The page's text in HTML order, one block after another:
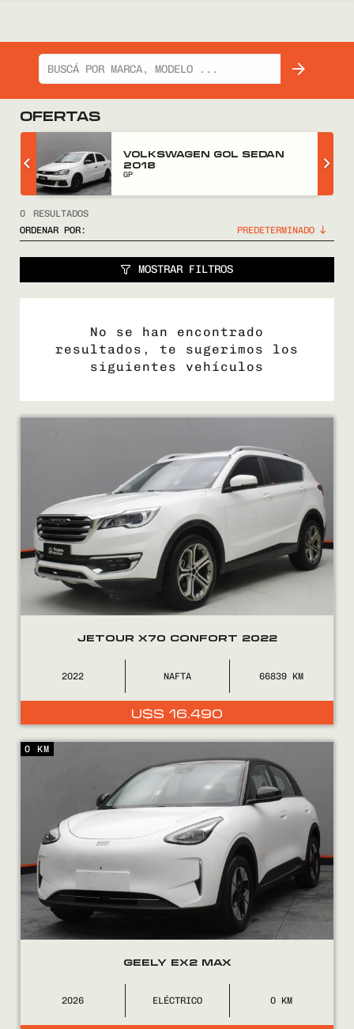
COMPRÁ
VENDÉ
FINANCIÁ
NOSOTROS
CONTACTO
OFERTAS
VOLKSWAGEN GOL SEDAN
2018
GP
0
RESULTADOS
ORDENAR POR:
MOSTRAR FILTROS
No se han encontrado
resultados, te sugerimos los
siguientes vehículos
JETOUR X70 CONFORT 2022
2022 NAFTA 66839
U$S 16.490
GEELY EX2 MAX
2026 ELÉCTRICO 0
0 KM